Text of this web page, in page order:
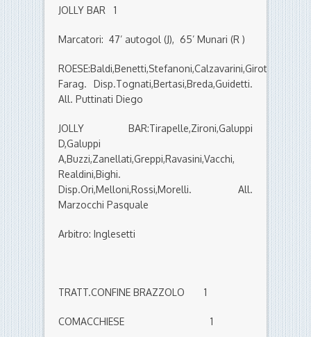
JOLLY BAR 1
Marcatori: 47’ autogol (J), 65’ Munari (R )
Farag. Disp.Tognati,Bertasi,Breda,Guidetti.
All. Puttinati Diego
JOLLY BAR:Tirapelle,Zironi,Galuppi
D,Galuppi
A,Buzzi,Zanellati,Greppi,Ravasini,Vacchi,
Realdini,Bighi.
Disp.Ori,Melloni,Rossi,Morelli. All.
Marzocchi Pasquale
Arbitro: Inglesetti
TRATT.CONFINE BRAZZOLO 1
COMACCHIESE 1